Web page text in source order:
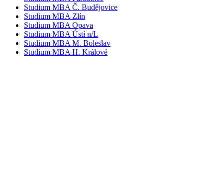
Studium MBA Č. Budějovice
Studium MBA Zlín
Studium MBA Opava
Studium MBA Ústí n/L
Studium MBA M. Boleslav
Studium MBA H. Králové